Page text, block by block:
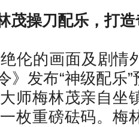
茂操刀配乐，打
伦的画面及剧情
》发布“神级配乐
师梅林茂亲自坐
枚重磅砝码。梅